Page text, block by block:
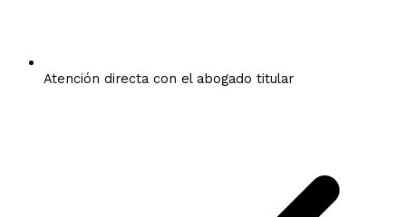
Atención directa con el abogado titular